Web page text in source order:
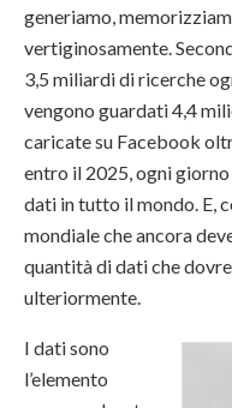
generiamo,
vertiginosamente.
3,5 miliardi di ricerche
vengono guardati 4,4
caricate su Facebook
entro il 2025, ogni
dati in tutto il mondo. E,
mondiale che ancora
quantità di dati che
ulteriormente.
I dati sono
l’elemento